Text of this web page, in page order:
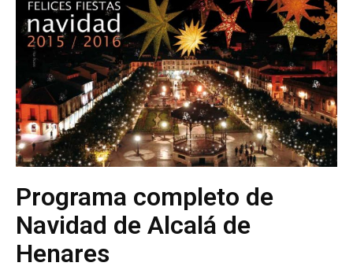
Programa completo de
Navidad de Alcalá de
Henares